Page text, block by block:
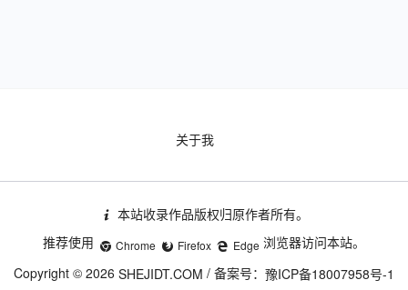
关于我
本站收录作品版权归原作者所有。
推荐使用
Chrome Firefox Edge 浏览器访问本站。
Copyright © 2026 SHEJIDT.COM / 备案号： 豫ICP备18007958号-1